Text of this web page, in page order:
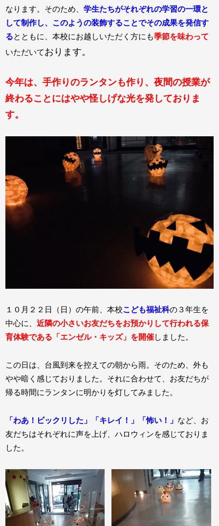
なります。そのため、学生たちがそれぞれの学習の一環と
して制作し、このようの装飾することでその成果を発信す
るとともに、本校にお越しいただく方にも季節を味わって
いただいております。
今年は、手作りのランタンも作り、夜間の授業が
終わることにはやや怪しげな光を発しておりま
す。
１０月２２日（日）の午前、本校こども福祉科の３年生を
中心に、近隣の小さいお友だちをお預かりして行われる保
育体験である「エンゼル・キッズ」を開催しました。
この日は、台風到来を控えての朝から雨。そのため、外も
やや暗く感じておりました。それに合わせて、お友だちが
帰る時間にランタンに明かりを灯してみました。
「わあ！ビックリした」「キレイ！」「怖い！」 など、お
友だちはそれぞれに声を上げ、ハロウィンを感じておりま
した。